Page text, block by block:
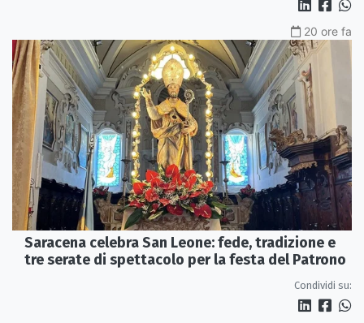
20 ore fa
Saracena celebra San Leone: fede, tradizione e
tre serate di spettacolo per la festa del Patrono
Condividi su: